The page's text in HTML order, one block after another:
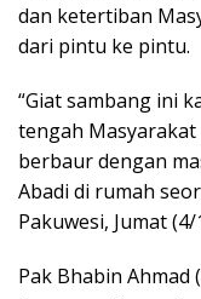
dan ketertiban
dari pintu ke pintu.
“Giat sambang ini
tengah
berbaur dengan
Abadi di rumah
Pakuwesi, Jumat (4/
Pak Bhabin Ahmad